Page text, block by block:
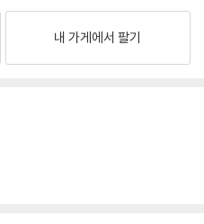
내 가게에서 팔기